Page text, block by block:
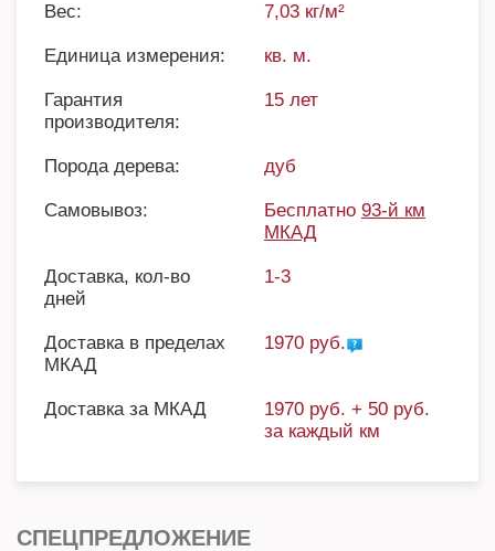
Вес: 7,03 кг/м²
Единица измерения: кв. м.
Гарантия
производителя:
15 лет
Порода дерева: дуб
Самовывоз: Бесплатно 93-й км
МКАД
Доставка, кол-во
дней
1-3
Доставка в пределах
МКАД
1970 руб.
Доставка за МКАД
1970 руб. + 50 руб.
за каждый км
СПЕЦПРЕДЛОЖЕНИЕ